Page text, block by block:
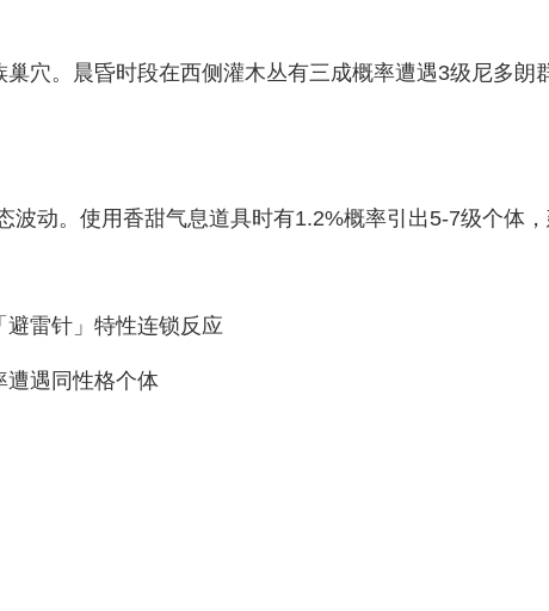
穴。晨昏时段在西侧灌木丛有三成概率遭遇3级尼多
波动。使用香甜气息道具时有1.2%概率引出5-7级个体
雷针」特性连锁反应
遭遇同性格个体